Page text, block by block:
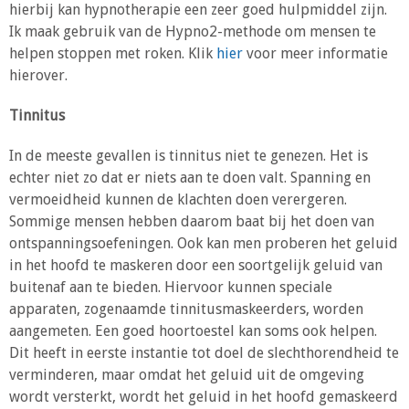
hierbij kan hypnotherapie een zeer goed hulpmiddel zijn.
Ik maak gebruik van de Hypno2-methode om mensen te
helpen stoppen met roken. Klik hier voor meer informatie
hierover.
Tinnitus
In de meeste gevallen is tinnitus niet te genezen. Het is
echter niet zo dat er niets aan te doen valt. Spanning en
vermoeidheid kunnen de klachten doen verergeren.
Sommige mensen hebben daarom baat bij het doen van
ontspanningsoefeningen. Ook kan men proberen het geluid
in het hoofd te maskeren door een soortgelijk geluid van
buitenaf aan te bieden. Hiervoor kunnen speciale
apparaten, zogenaamde tinnitusmaskeerders, worden
aangemeten. Een goed hoortoestel kan soms ook helpen.
Dit heeft in eerste instantie tot doel de slechthorendheid te
verminderen, maar omdat het geluid uit de omgeving
wordt versterkt, wordt het geluid in het hoofd gemaskeerd